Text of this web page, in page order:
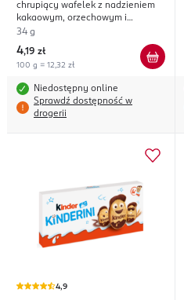
chrupiący wafelek z nadzieniem
kakaowym, orzechowym i
mlecznym
34 g
4,19 zł
100 g = 12,32 zł
Niedostępny online
Sprawdź dostępność w
drogerii
4,9